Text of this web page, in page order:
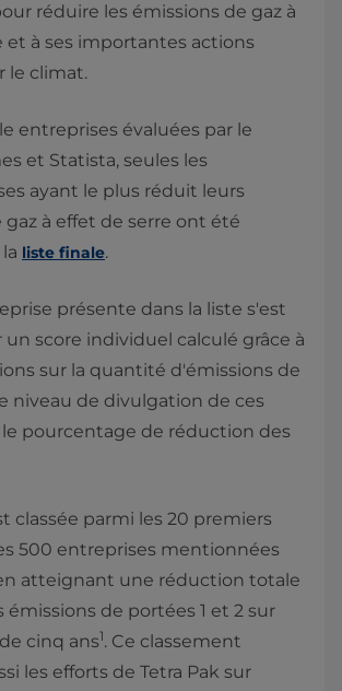
réduire les émissions de gaz à
et à ses importantes actions
le climat.
entreprises évaluées par le
et Statista, seules les
ayant le plus réduit leurs
gaz à effet de serre ont été
liste finale.
présente dans la liste s'est
score individuel calculé grâce à
sur la quantité d'émissions de
niveau de divulgation de ces
pourcentage de réduction des
classée parmi les 20 premiers
500 entreprises mentionnées
atteignant une réduction totale
émissions de portées 1 et 2 sur
cinq ans1. Ce classement
les efforts de Tetra Pak sur